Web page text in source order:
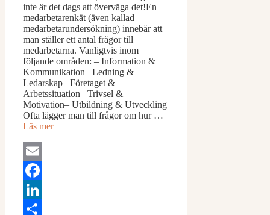
inte är det dags att överväga det!En
medarbetarenkät (även kallad
medarbetarundersökning) innebär att
man ställer ett antal frågor till
medarbetarna. Vanligtvis inom
följande områden: – Information &
Kommunikation– Ledning &
Ledarskap– Företaget &
Arbetssituation– Trivsel &
Motivation– Utbildning & Utveckling
Ofta lägger man till frågor om hur …
Läs mer
Email
Facebook
LinkedIn